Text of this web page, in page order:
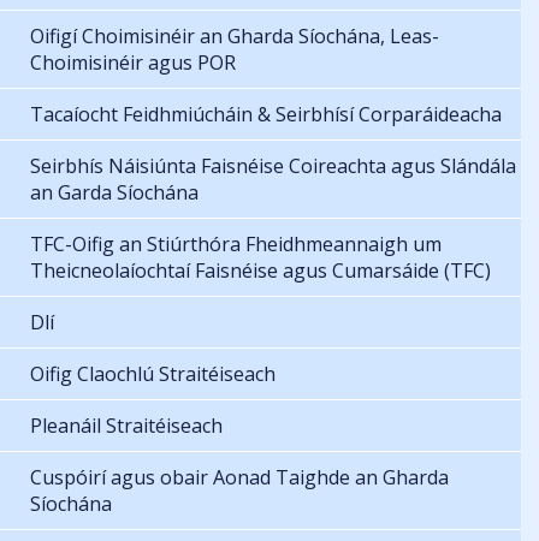
Oifigí Choimisinéir an Gharda Síochána, Leas-
Choimisinéir agus POR
Tacaíocht Feidhmiúcháin & Seirbhísí Corparáideacha
Seirbhís Náisiúnta Faisnéise Coireachta agus Slándála
an Garda Síochána
TFC-Oifig an Stiúrthóra Fheidhmeannaigh um
Theicneolaíochtaí Faisnéise agus Cumarsáide (TFC)
Dlí
Oifig Claochlú Straitéiseach
Pleanáil Straitéiseach
Cuspóirí agus obair Aonad Taighde an Gharda
Síochána